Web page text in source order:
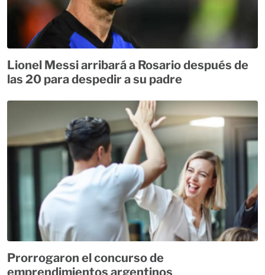
Lionel Messi arribará a Rosario después de
las 20 para despedir a su padre
Prorrogaron el concurso de
emprendimientos argentinos